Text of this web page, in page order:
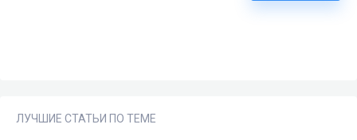
ЛУЧШИЕ СТАТЬИ ПО ТЕМЕ